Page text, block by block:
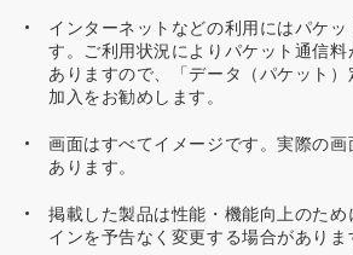
インターネットなどの利用にはパケッ
す。ご利用状況によりパケット通信
ありますので、「データ（パケット
加入をお勧めします。
画面はすべてイメージです。実際の
あります。
掲載した製品は性能・機能向上のた
インを予告なく変更する場合がありま